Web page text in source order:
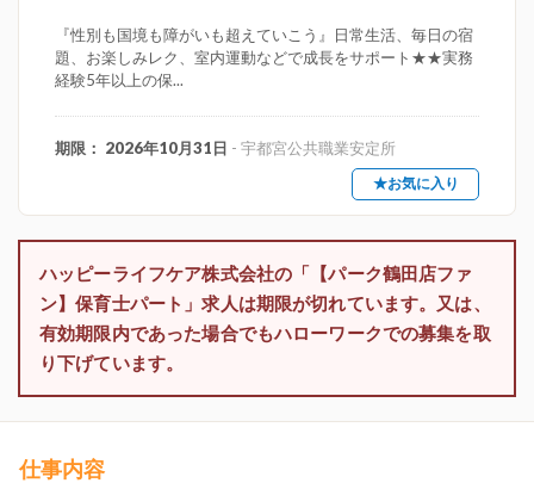
『性別も国境も障がいも超えていこう』日常生活、毎日の宿
題、お楽しみレク、室内運動などで成長をサポート★★実務
経験5年以上の保...
期限： 2026年10月31日 - 宇都宮公共職業安定所
★お気に入り
ハッピーライフケア株式会社の「【パーク鶴田店ファ
ン】保育士パート」求人は期限が切れています。又は、
有効期限内であった場合でもハローワークでの募集を取
り下げています。
仕事内容